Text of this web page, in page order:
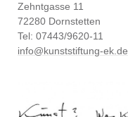
Zehntgasse 11
72280 Dornstetten
Tel: 07443/9620-11
info@kunststiftung-ek.de